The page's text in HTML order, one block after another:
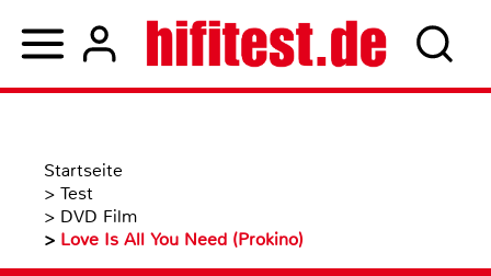
Startseite
> Test
> DVD Film
> Love Is All You Need (Prokino)